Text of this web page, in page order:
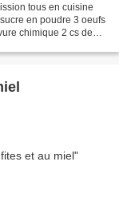
tous en cuisine
en poudre 3 oeufs
chimique 2 cs de